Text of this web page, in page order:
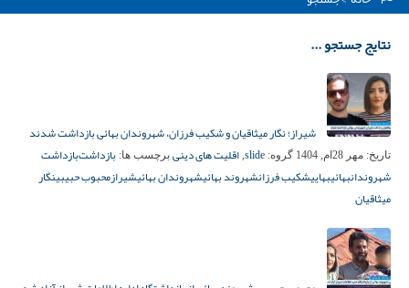
نتایج جستجو ...
شیراز؛ نگار میثاقیان و شکیب فرزان، شهروندان بهائی بازداشت شدند
تاریخ: مهر 28ام, 1404 گروه: slide
, اقلیت های دینی برچسب ها: بازداشت‌بازداشت
شهروندانبهائیبهاییشکیب فرزانشهروند بهائیشهروندان بهائیشیرازمحبوب حبیبینگار
میثاقیان